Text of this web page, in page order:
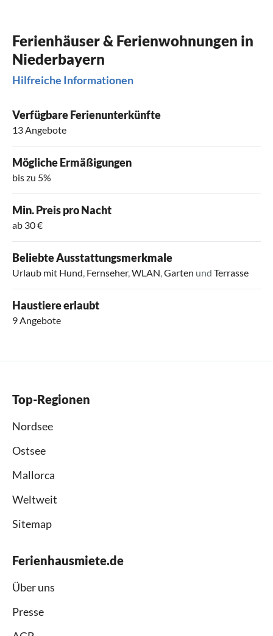
Ferienhäuser & Ferienwohnungen in
Niederbayern
Hilfreiche Informationen
Verfügbare Ferienunterkünfte
13 Angebote
Mögliche Ermäßigungen
bis zu 5%
Min. Preis pro Nacht
ab 30 €
Beliebte Ausstattungsmerkmale
Urlaub mit Hund, Fernseher,WLAN,Garten und Terrasse
Haustiere erlaubt
9 Angebote
Top-Regionen
Nordsee
Ostsee
Mallorca
Weltweit
Sitemap
Ferienhausmiete.de
Über uns
Presse